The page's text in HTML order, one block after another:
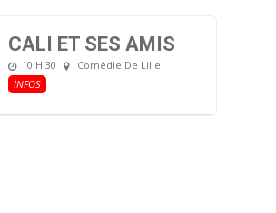
CALI ET SES AMIS
10 H 30
Comédie De Lille
INFOS